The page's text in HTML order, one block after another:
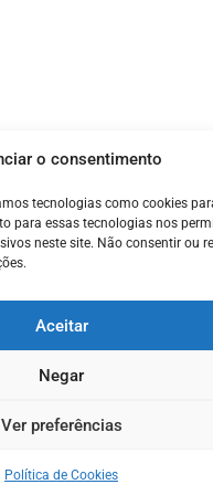
o consentimento
tecnologias como cookies
para essas tecnologias nos
neste site. Não consentir ou
Aceitar
Negar
Ver preferências
Política de Cookies